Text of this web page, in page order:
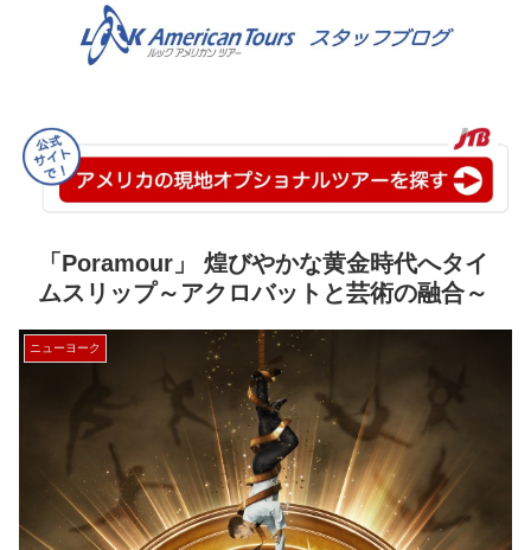
「Poramour」 煌びやかな黄金時代へタイ
ムスリップ～アクロバットと芸術の融合～
ニューヨーク